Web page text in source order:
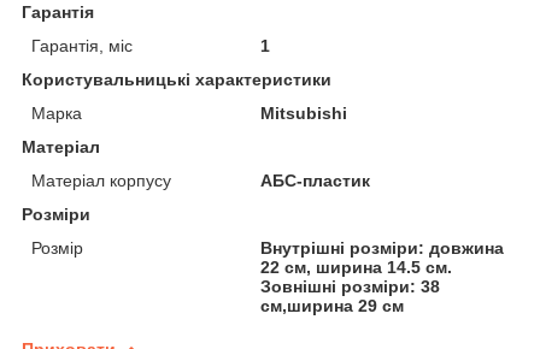
Гарантія
Гарантія, міс
1
Користувальницькі характеристики
Марка
Mitsubishi
Матеріал
Матеріал корпусу
АБС-пластик
Розміри
Розмір
Внутрішні розміри: довжина
22 см, ширина 14.5 см.
Зовнішні розміри: 38
см,ширина 29 см